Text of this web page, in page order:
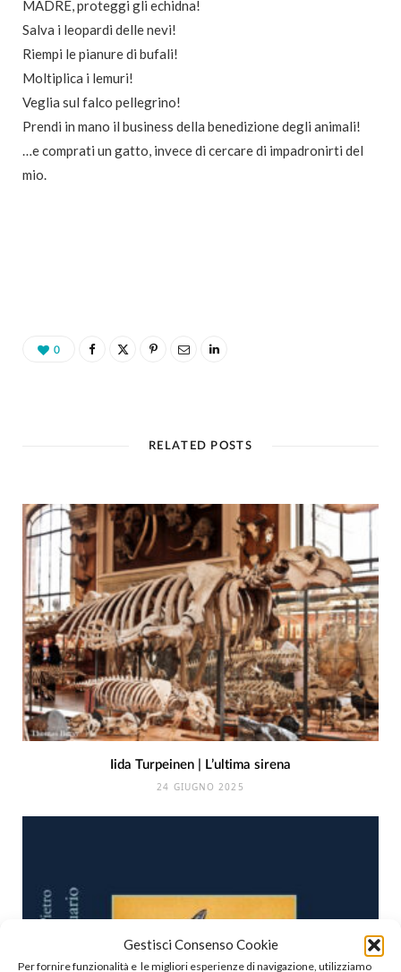
Gestisci Consenso Cookie
Per fornire funzionalità e le migliori esperienze di navigazione, utilizziamo
MADRE, proteggi gli echidna!
Salva i leopardi delle nevi!
Riempi le pianure di bufali!
Moltiplica i lemuri!
Veglia sul falco pellegrino!
Prendi in mano il business della benedizione degli animali!
…e comprati un gatto, invece di cercare di impadronirti del
mio.
0
RELATED POSTS
Iida Turpeinen | L’ultima sirena
24 GIUGNO 2025